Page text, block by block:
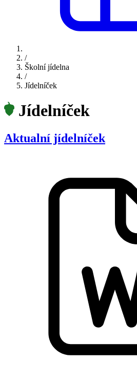
/
Školní jídelna
/
Jídelníček
Jídelníček
Aktualní jídelníček